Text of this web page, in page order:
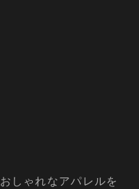
しゃれなアパレルを